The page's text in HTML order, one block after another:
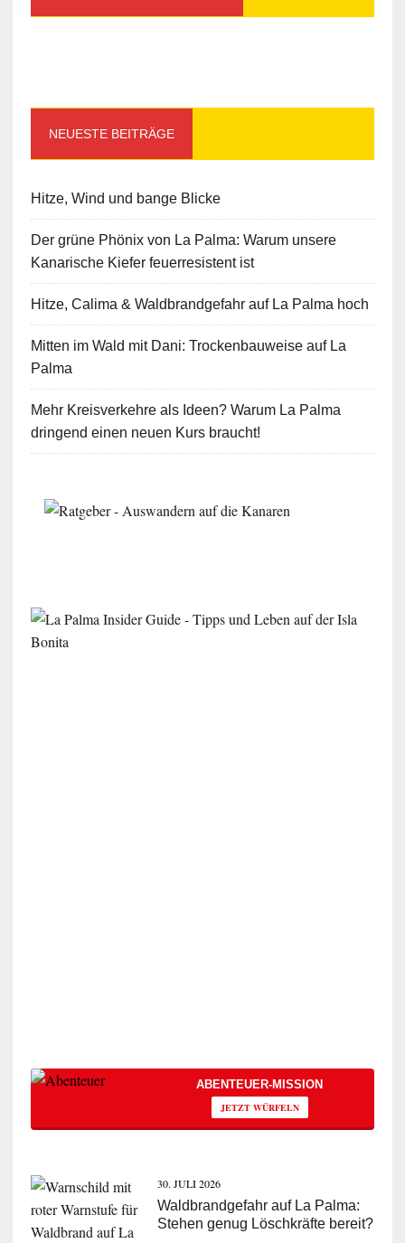
NEUESTE BEITRÄGE
Hitze, Wind und bange Blicke
Der grüne Phönix von La Palma: Warum unsere
Kanarische Kiefer feuerresistent ist
Hitze, Calima & Waldbrandgefahr auf La Palma hoch
Mitten im Wald mit Dani: Trockenbauweise auf La
Palma
Mehr Kreisverkehre als Ideen? Warum La Palma
dringend einen neuen Kurs braucht!
ABENTEUER-MISSION
JETZT WÜRFELN
30. JULI 2026
Waldbrandgefahr auf La Palma:
Stehen genug Löschkräfte bereit?